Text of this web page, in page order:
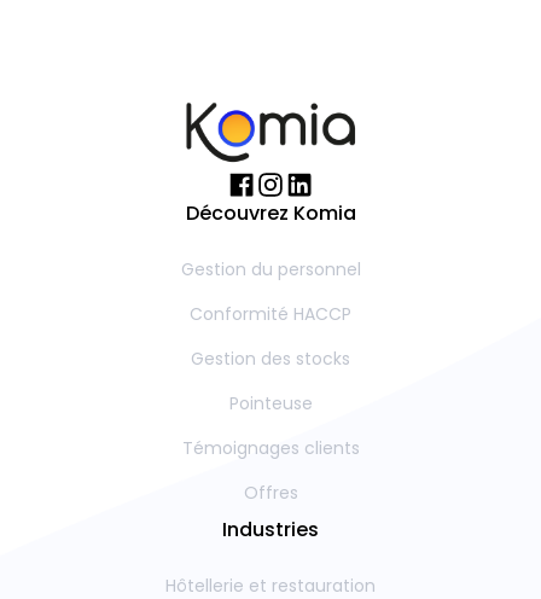
Découvrez Komia
Gestion du personnel
Conformité HACCP
Gestion des stocks
Pointeuse
Témoignages clients
Offres
Industries
Hôtellerie et restauration